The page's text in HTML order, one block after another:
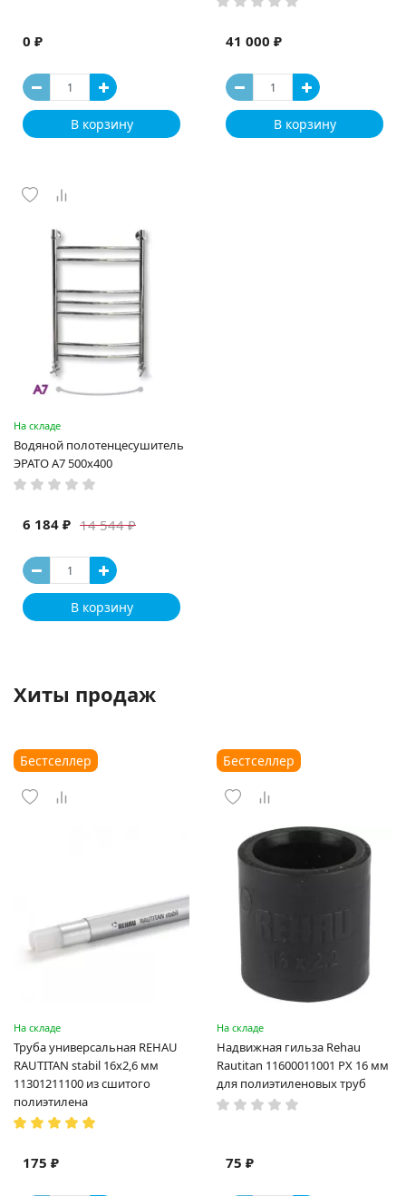
0 ₽
В корзину
41 000 ₽
В корзину
На складе
Водяной полотенцесушитель
ЭРАТО А7 500x400
14 544 ₽
6 184 ₽
В корзину
Хиты продаж
Бестселлер
На складе
Труба универсальная REHAU
RAUTITAN stabil 16х2,6 мм
11301211100 из сшитого
полиэтилена
175 ₽
Бестселлер
На складе
Надвижная гильза Rehau
Rautitan 11600011001 PX 16 мм
для полиэтиленовых труб
75 ₽